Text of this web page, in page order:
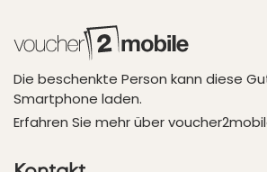
Die beschenkte Person kann diese
Smartphone laden.
Erfahren Sie mehr über